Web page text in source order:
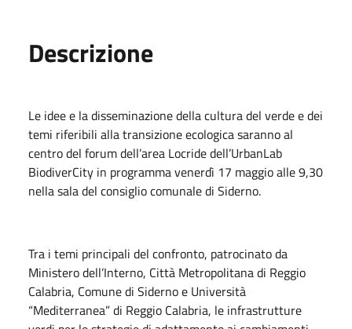
Descrizione
Le idee e la disseminazione della cultura del verde e dei
temi riferibili alla transizione ecologica saranno al
centro del forum dell’area Locride dell’UrbanLab
BiodiverCity in programma venerdì 17 maggio alle 9,30
nella sala del consiglio comunale di Siderno.
Tra i temi principali del confronto, patrocinato da
Ministero dell’Interno, Città Metropolitana di Reggio
Calabria, Comune di Siderno e Università
“Mediterranea” di Reggio Calabria, le infrastrutture